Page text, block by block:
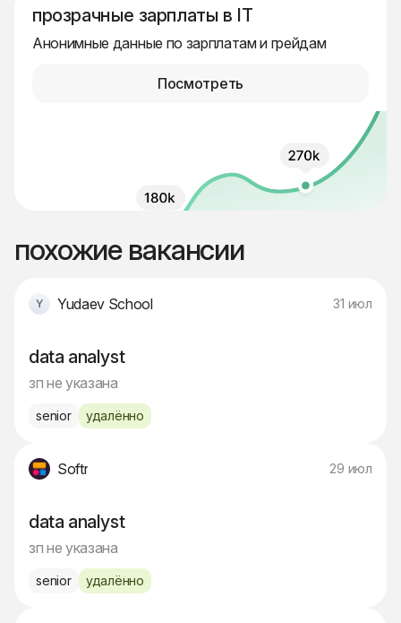
прозрачные зарплаты в IT
Анонимные данные по зарплатам и грейдам
Посмотреть
похожие вакансии
Yudaev School 31 июл
data analyst
зп не указана
senior удалённо
Softr 29 июл
data analyst
зп не указана
senior удалённо